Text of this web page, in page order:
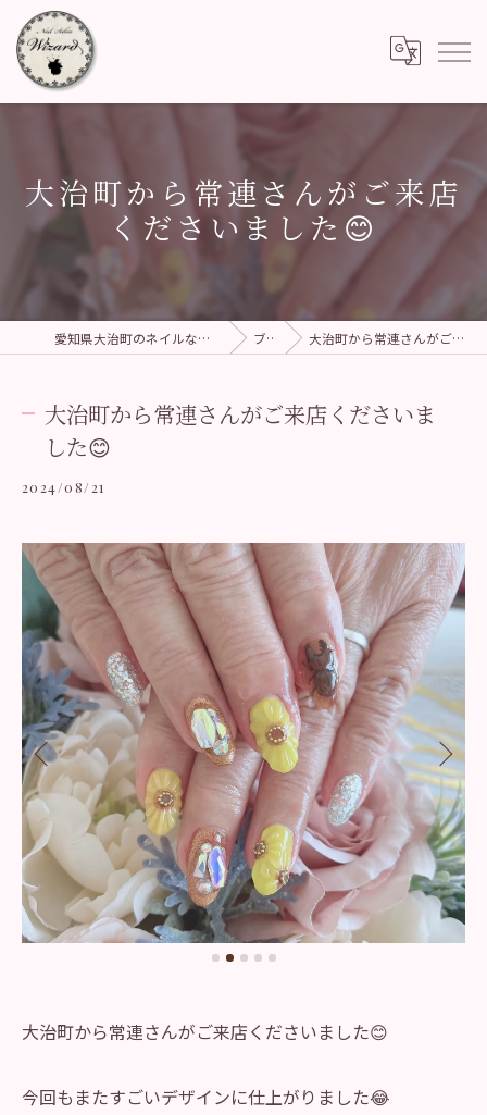
大治町から常連さんがご来店
くださいました😊
愛知県大治町のネイルなら美爪育成サロン Wizard ブログ 大治町から常連さんがご来店くださいました😊
大治町から常連さんがご来店くださいま
した😊
2024/08/21
大治町から常連さんがご来店くださいました😊
今回もまたすごいデザインに仕上がりました😂